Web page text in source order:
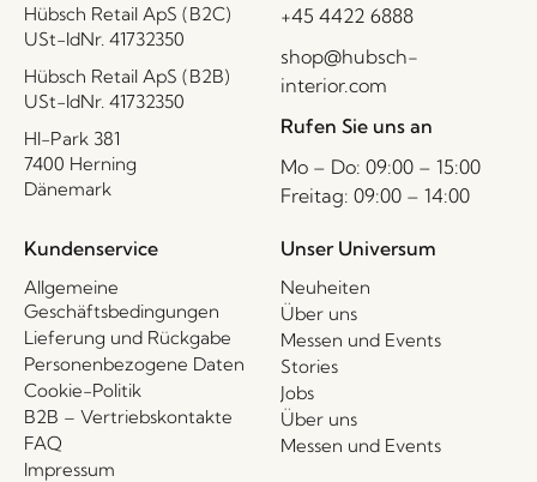
Hübsch Retail ApS (B2C)
USt-IdNr. 41732350
Hübsch Retail ApS (B2B)
USt-IdNr. 41732350
HI-Park 381
7400 Herning
Dänemark
+45 4422 6888
shop@hubsch-
interior.com
Rufen Sie uns an
Mo – Do: 09:00 – 15:00
Freitag: 09:00 – 14:00
Kundenservice
Allgemeine
Geschäftsbedingungen
Lieferung und Rückgabe
Personenbezogene Daten
Cookie-Politik
B2B – Vertriebskontakte
FAQ
Impressum
Unser Universum
Neuheiten
Über uns
Messen und Events
Stories
Jobs
Über uns
Messen und Events